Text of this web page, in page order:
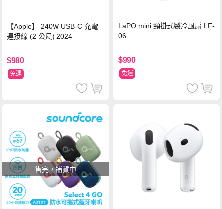
【Apple】 240W USB-C 充電
連接線 (2 公尺) 2024
$980
免運
LaPO mini 頸掛式製冷風扇 LF-
06
$990
免運
售完，補貨中